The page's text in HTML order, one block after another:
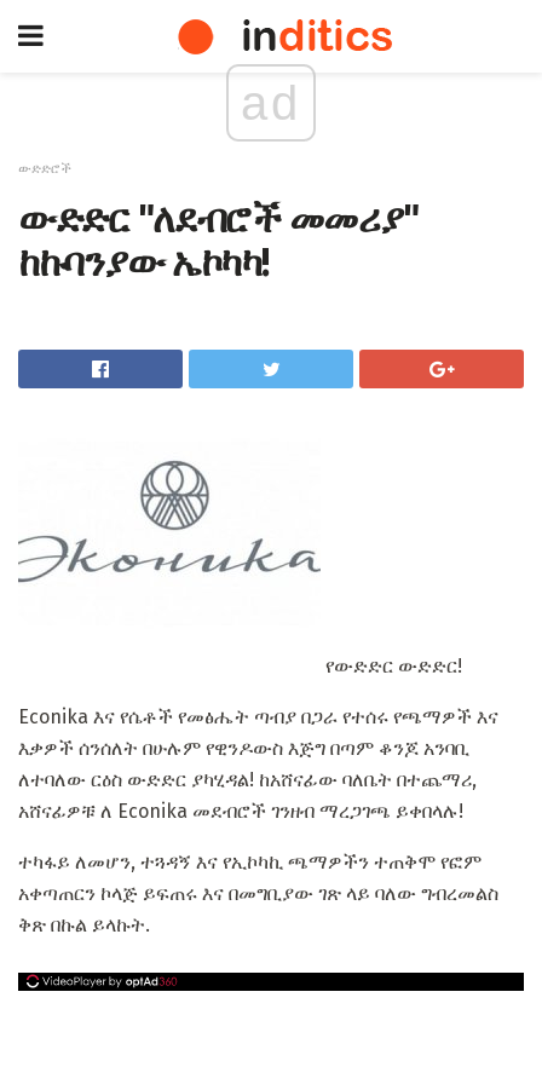
ad
ውድድሮች
ውድድር "ለደብሮች መመሪያ"
ከኩባንያው ኤኮካካ!
የውድድር ውድድር!
Econika እና የሴቶች የመፅሔት ጣብያ በጋራ የተሰሩ የጫማዎች እና
እቃዎች ሰንሰለት በሁሉም የዊንዶውስ እጅግ በጣም ቆንጆ አንባቢ
ለተባለው ርዕስ ውድድር ያካሂዳል! ከአሸናፊው ባለቤት በተጨማሪ,
አሸናፊዎቹ ለ Econika መደብሮች ገንዘብ ማረጋገጫ ይቀበላሉ!
ተካፋይ ለመሆን, ተጓዳኝ እና የኢኮካኪ ጫማዎችን ተጠቅሞ የፎም
አቀጣጠርን ኮላጅ ይፍጠሩ እና በመግቢያው ገጽ ላይ ባለው ግብረመልስ
ቅጽ በኩል ይላኩት.